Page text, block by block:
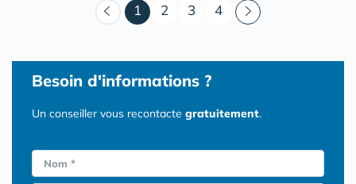
1 (courant)
2 3 4
Besoin d'informations ?
Un conseiller vous recontacte gratuitement.
Nom *